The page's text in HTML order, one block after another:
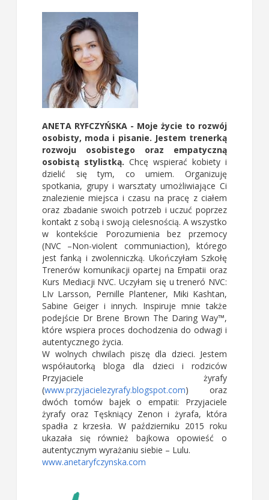
ANETA RYFCZYŃSKA - Moje życie to rozwój
osobisty, moda i pisanie. Jestem trenerką
rozwoju osobistego oraz empatyczną
osobistą stylistką. Chcę wspierać kobiety i
dzielić się tym, co umiem. Organizuję
spotkania, grupy i warsztaty umożliwiające Ci
znalezienie miejsca i czasu na pracę z ciałem
oraz zbadanie swoich potrzeb i uczuć poprzez
kontakt z sobą i swoją cielesnością. A wszystko
w kontekście Porozumienia bez przemocy
(NVC –Non-violent communiaction), którego
jest fanką i zwolenniczką. Ukończyłam Szkołę
Trenerów komunikacji opartej na Empatii oraz
Kurs Mediacji NVC. Uczyłam się u treneró NVC:
LIv Larsson, Pernille Plantener, Miki Kashtan,
Sabine Geiger i innych. Inspiruje mnie także
podejście Dr Brene Brown The Daring Way™,
które wspiera proces dochodzenia do odwagi i
autentycznego życia.
W wolnych chwilach piszę dla dzieci. Jestem
współautorką bloga dla dzieci i rodziców
Przyjaciele żyrafy
(www.przyjacielezyrafy.blogspot.com) oraz
dwóch tomów bajek o empatii: Przyjaciele
żyrafy oraz Tęskniący Zenon i żyrafa, która
spadła z krzesła. W październiku 2015 roku
ukazała się również bajkowa opowieść o
autentycznym wyrażaniu siebie – Lulu.
www.anetaryfczynska.com